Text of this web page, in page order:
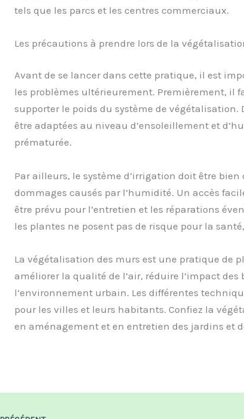
tels que les parcs et les centres commerciaux.
Les précautions à prendre lors de la
Avant de se lancer dans cette pratique, il est
les problèmes ultérieurement. Premièrement, il
supporter le poids du système de
être adaptées au niveau d’ensoleillement et
prématurée.
Par ailleurs, le système d’irrigation doit être
dommages causés par l’humidité. Un accès
être prévu pour l’entretien et les réparations
les plantes ne posent pas de risque pour la
La végétalisation des murs est une pratique de
améliorer la qualité de l’air, réduire l’impact
l’environnement urbain. Les différentes
pour les villes et leurs habitants. Confiez la
en aménagement et en entretien des jardins et